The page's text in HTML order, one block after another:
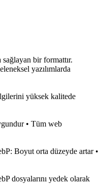
bir formattır.
yazılımlarda
yüksek kalitede
• Tüm web
Boyut orta düzeyde artar •
dosyalarını yedek olarak